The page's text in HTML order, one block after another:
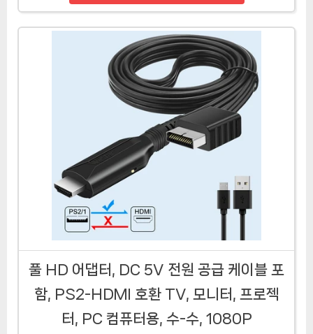
풀 HD 어댑터, DC 5V 전원 공급 케이블 포
함, PS2-HDMI 호환 TV, 모니터, 프로젝
터, PC 컴퓨터용, 수-수, 1080P